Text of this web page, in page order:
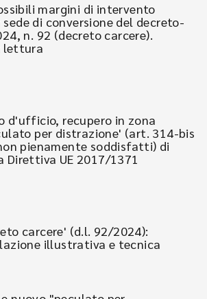
margini di intervento
di conversione del decreto-
n. 92 (decreto carcere).
lettura
d'ufficio, recupero in zona
per distrazione' (art. 314-bis
pienamente soddisfatti) di
UE 2017/1371
carcere' (d.l. 92/2024):
illustrativa e tecnica